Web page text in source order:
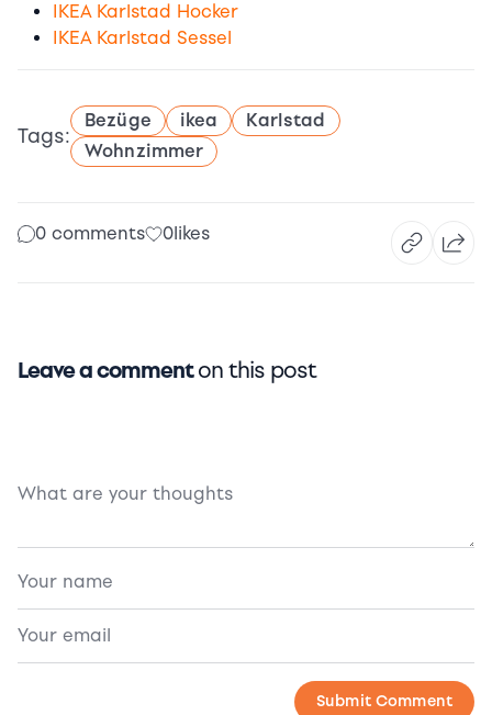
IKEA Karlstad Hocker
IKEA Karlstad Sessel
Tags:
Bezüge ikea
Karlstad
Wohnzimmer
0 comments 0likes
Leave a commenton this post